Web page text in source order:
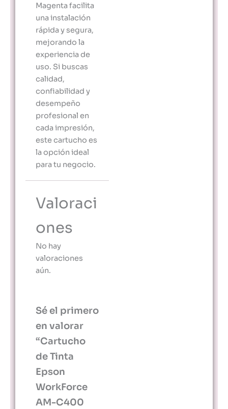
Magenta facilita
una instalación
rápida y segura,
mejorando la
experiencia de
uso. Si buscas
calidad,
confiabilidad y
desempeño
profesional en
cada impresión,
este cartucho es
la opción ideal
para tu negocio.
Valoraci
ones
No hay
valoraciones
aún.
Sé el primero
en valorar
“Cartucho
de Tinta
Epson
WorkForce
AM-C400